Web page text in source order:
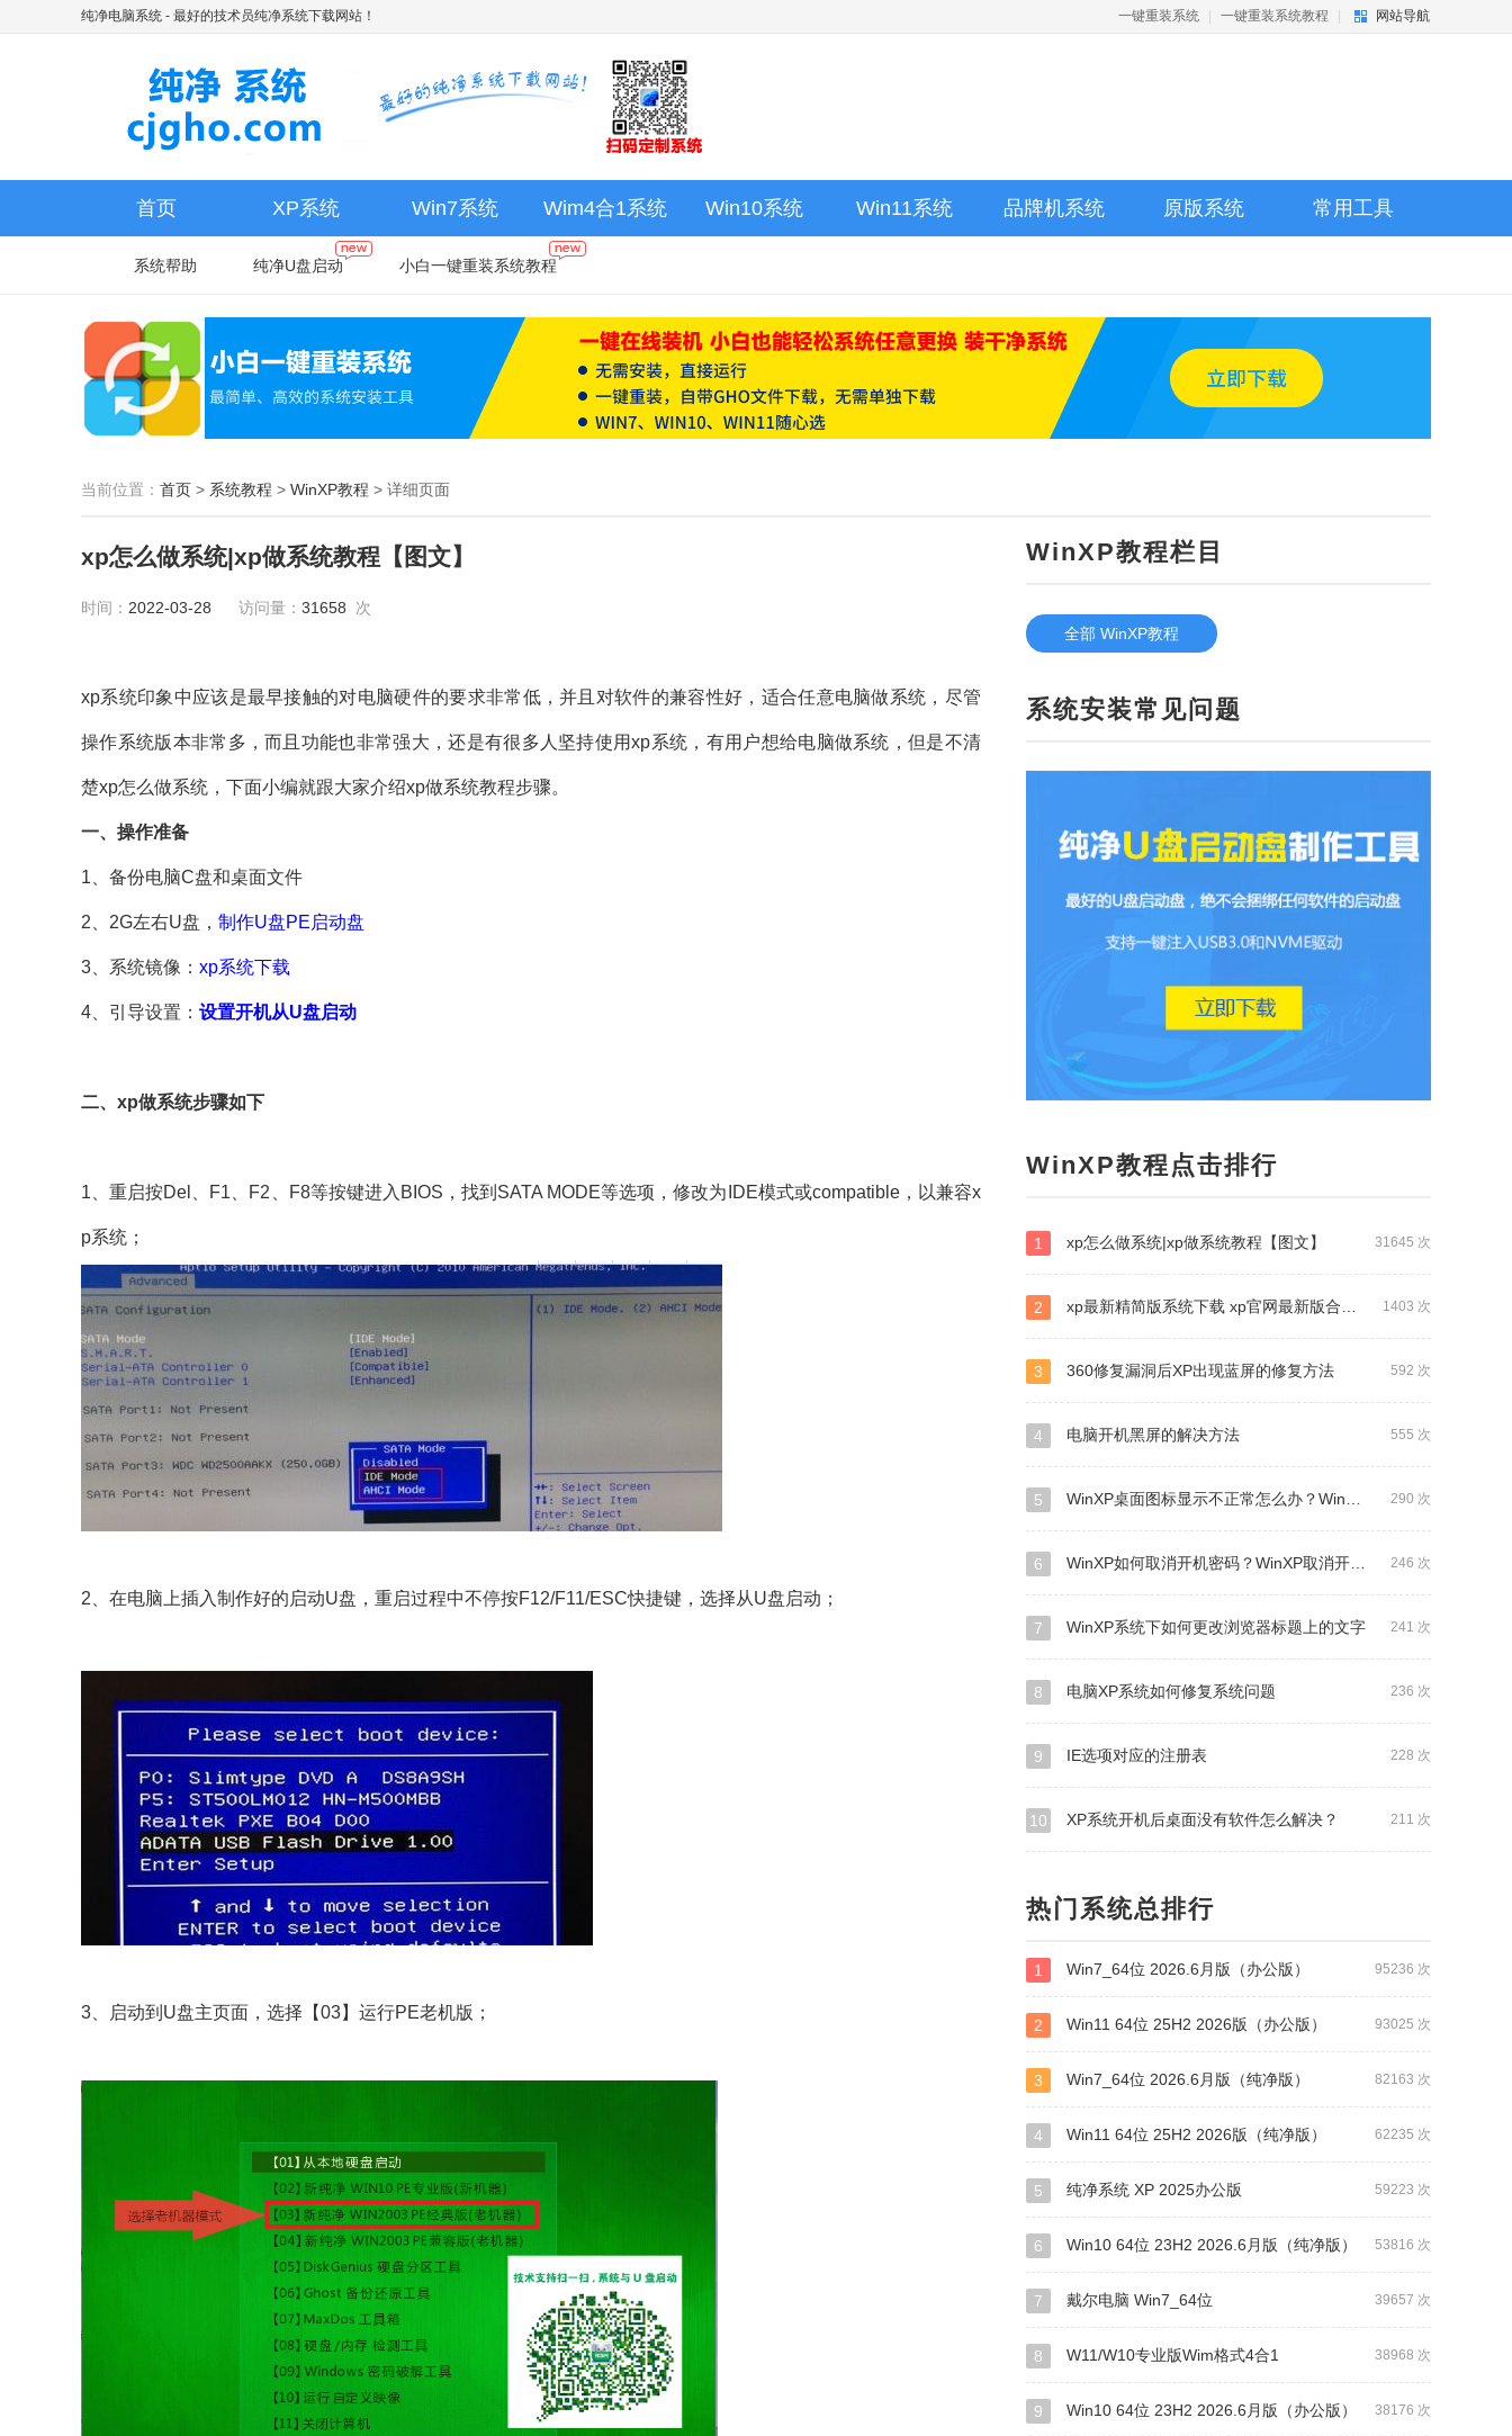
纯净电脑系统 - 最好的技术员纯净系统下载网站！ 一键重装系统 一键重装系统教程 网站导航
首页 XP系统 Win7系统 Wim4合1系统 Win10系统 Win11系统 品牌机系统 原版系统 常用工具
系统帮助 纯净U盘启动 小白一键重装系统教程
当前位置： 首页 > 系统教程 > WinXP教程 > 详细页面
xp怎么做系统|xp做系统教程【图文】
时间： 2022-03-28 访问量： 31658 次
xp系统印象中应该是最早接触的对电脑硬件的要求非常低，并且对软件的兼容性好，适合任意电脑做系统，尽管
操作系统版本非常多，而且功能也非常强大，还是有很多人坚持使用xp系统，有用户想给电脑做系统，但是不清
楚xp怎么做系统，下面小编就跟大家介绍xp做系统教程步骤。
一、操作准备
1、备份电脑C盘和桌面文件
2、2G左右U盘， 制作U盘PE启动盘
3、系统镜像： xp系统下载
4、引导设置： 设置开机从U盘启动
二、xp做系统步骤如下
1、重启按Del、F1、F2、F8等按键进入BIOS，找到SATA MODE等选项，修改为IDE模式或compatible，以兼容x
p系统；
2、在电脑上插入制作好的启动U盘，重启过程中不停按F12/F11/ESC快捷键，选择从U盘启动；
3、启动到U盘主页面，选择【03】运行PE老机版；
WinXP教程栏目
全部 WinXP教程
系统安装常见问题
WinXP教程点击排行
31645 次
1 xp怎么做系统|xp做系统教程【图文】
1403 次
2 xp最新精简版系统下载 xp官网最新版合集下载
592 次
3 360修复漏洞后XP出现蓝屏的修复方法
555 次
4 电脑开机黑屏的解决方法
290 次
5 WinXP桌面图标显示不正常怎么办？WinXP桌面图标显示不正常的解决方法
246 次
6 WinXP如何取消开机密码？WinXP取消开机密码的方法
241 次
7 WinXP系统下如何更改浏览器标题上的文字
236 次
8 电脑XP系统如何修复系统问题
228 次
9 IE选项对应的注册表
211 次
10 XP系统开机后桌面没有软件怎么解决？
热门系统总排行
95236 次
1 Win7_64位 2026.6月版（办公版）
93025 次
2 Win11 64位 25H2 2026版（办公版）
82163 次
3 Win7_64位 2026.6月版（纯净版）
62235 次
4 Win11 64位 25H2 2026版（纯净版）
59223 次
5 纯净系统 XP 2025办公版
53816 次
6 Win10 64位 23H2 2026.6月版（纯净版）
39657 次
7 戴尔电脑 Win7_64位
38968 次
8 W11/W10专业版Wim格式4合1
38176 次
9 Win10 64位 23H2 2026.6月版（办公版）